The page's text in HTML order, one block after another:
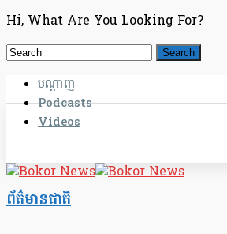
Hi, What Are You Looking For?
បណ្តាញ
Podcasts
Videos
ព័ត៌មានជាតិ